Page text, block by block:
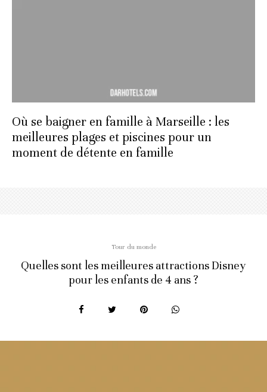
Où se baigner en famille à Marseille : les
meilleures plages et piscines pour un
moment de détente en famille
Tour du monde
Quelles sont les meilleures attractions Disney
pour les enfants de 4 ans ?